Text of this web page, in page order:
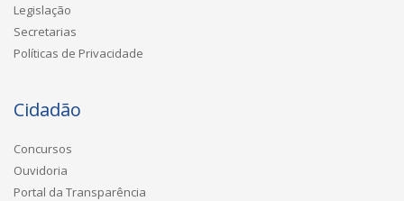
Legislação
Secretarias
Políticas de Privacidade
Cidadão
Concursos
Ouvidoria
Portal da Transparência